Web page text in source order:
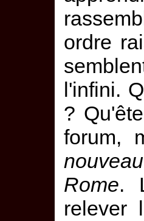
ordre
l'infini.
?
forum,
nouveau
Rome.
relever